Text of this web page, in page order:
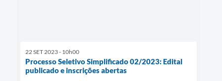
22 SET 2023 - 10h00
Processo Seletivo Simplificado 02/2023: Edital
publicado e inscrições abertas